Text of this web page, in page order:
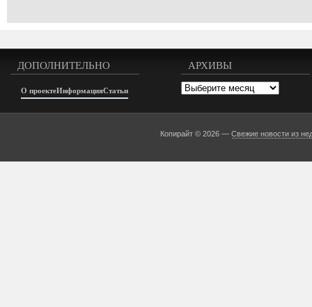
ДОПОЛНИТЕЛЬНО
О проектеИнформацияСтатьи
АРХИВЫ
Архивы
Копирайт © 2026 —Свежие новости из